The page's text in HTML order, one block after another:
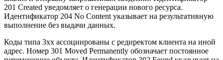
201 Created уведомляет о генерации нового ресурса.
Идентификатор 204 No Content указывает на результативную
выполнение без выдачи данных.
Коды типа 3xx ассоциированы с редиректом клиента на иной
адрес. Номер 301 Moved Permanently обозначает постоянное